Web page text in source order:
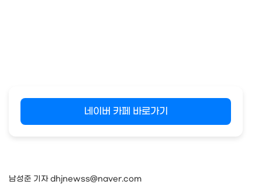
네이버 카페 바로가기
남성준 기자 dhjnewss@naver.com